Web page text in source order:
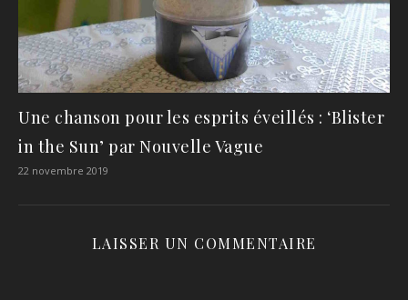
Une chanson pour les esprits éveillés : ‘Blister
in the Sun’ par Nouvelle Vague
22 novembre 2019
LAISSER UN COMMENTAIRE